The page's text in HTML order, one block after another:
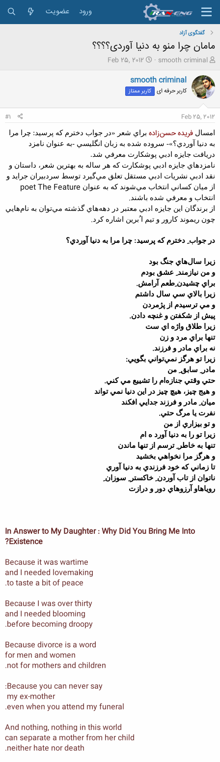
ورود عضویت
گفتگوی آزاد
مامان چرا منو به دنیا آوردی؟؟؟؟
ش
و
ع
ک
ه
و
ض
و
ع
smooth criminal
ت
ر
ی
خ
ع
Feb 25, 2012
smooth criminal
کاربر حرفه ای کاربر ممتاز
Feb 25, 2012
#1
امسال فريده حسن‌زاده براي شعر «در جواب دخترم که پرسيد: چرا مرا
به دنيا آوردي؟»- سروده شده به زبان انگليسي -به عنوان نامزد
دريافت جايزه ادبي پوشکارت معرفي شد.
نامزدهاي جايزه ادبي پوشکارت که هر ساله به بهترين شعر، داستان و
نقد ادبي نشريات ادبي مستقل تعلق مي‌گيرد توسط سردبيران جرايد و
از ميان کساني انتخاب مي‌شوند که به عنوان poet The Feature
انتخاب و معرفي شده باشند.
از برندگان اين جايزه ادبي معتبر در دهه‌هاي گذشته مي‌توان به نام‌هايي
چون ريموند کارور و تيم ا ُبرين اشاره کرد.
در جواب ِ دخترم که پرسيد: چرا مرا به دنيا آوردي؟
زيرا سال‌هاي جنگ بود
و من نيازمند ِ عشق بودم
براي چشيدن ِطعم آرامش.
زيرا بالاي سي سال داشتم
و مي ترسيدم از پژمردن
پيش از شکفتن و غنچه دادن.
زيرا طلاق واژه اي ست
تنها براي مرد و زن
نه براي مادر و فرزند.
زيرا تو هرگز نمي‌تواني بگويي:
مادر ِ سابق ِ من
حتي وقتي جنازه‌ام را تشييع مي کني.
و هيج چيز، هيچ چيز در اين دنيا نمي تواند
ميان ِ مادر و فرزند جدايي افکند
نفرت يا مرگ حتي.
و تو بيزاري از من
زيرا تو را به دنيا آورد ه ام
تنها به خاطر ِ ترسم از تنها ماندن
و هرگز مرا نخواهي بخشيد
تا زماني که خود فرزندي به دنيا آوري
ناتوان از تاب آوردن ِ خاکستر ِ سوزان ِ
روياهاو آرزوهاي دور و درازت
In Answer to My Daughter : Why Did You Bring Me Into
Existence?
Because it was wartime
and I needed lovemaking
to taste a bit of peace.
Because I was over thirty
and I needed blooming
before becoming droopy.
Because divorce is a word
for men and women
not for mothers and children.
Because you can never say:
my ex-mother
even when you attend my funeral.
And nothing, nothing in this world
can separate a mother from her child
neither hate nor death.